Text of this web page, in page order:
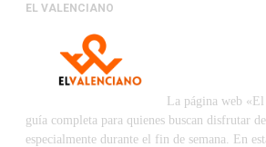
EL VALENCIANO
La página web
guía completa para quienes buscan disfrutar
especialmente durante el fin de semana. En